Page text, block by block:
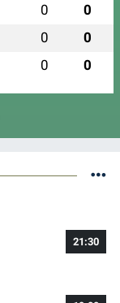
0 0
0 0
0 0
21:30